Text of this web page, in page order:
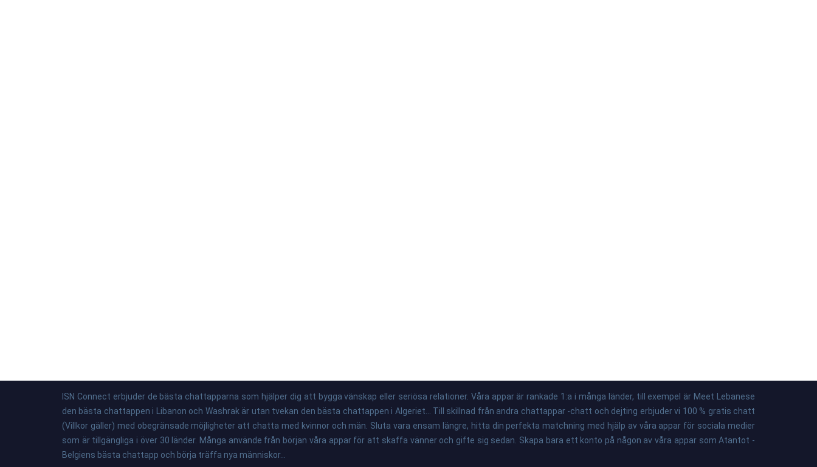
ISN Connect erbjuder de bästa chattapparna som hjälper dig att bygga vänskap eller seriösa relationer. Våra appar är rankade 1:a i många länder, till exempel är Meet Lebanese
den bästa chattappen i Libanon och Washrak är utan tvekan den bästa chattappen i Algeriet... Till skillnad från andra chattappar -chatt och dejting erbjuder vi 100 % gratis chatt
(Villkor gäller) med obegränsade möjligheter att chatta med kvinnor och män. Sluta vara ensam längre, hitta din perfekta matchning med hjälp av våra appar för sociala medier
som är tillgängliga i över 30 länder. Många använde från början våra appar för att skaffa vänner och gifte sig sedan. Skapa bara ett konto på någon av våra appar som Atantot -
Belgiens bästa chattapp och börja träffa nya människor...